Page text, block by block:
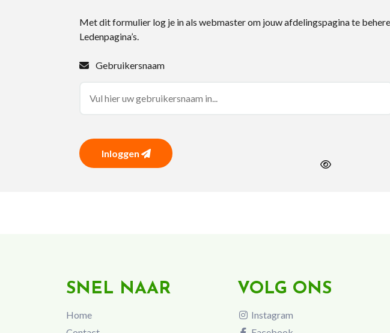
Met dit formulier log je in als webmaster om jouw afdelingspagina te
Ledenpagina’s.
Gebruikersnaam
Inloggen
SNEL NAAR
Home
VOLG ONS
Instagram